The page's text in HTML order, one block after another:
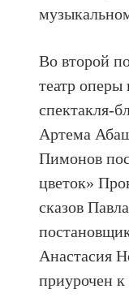
Во второй
театр оперы
спектакля-
Артема
Пимонов
цветок»
сказов
Анастасия
приурочен